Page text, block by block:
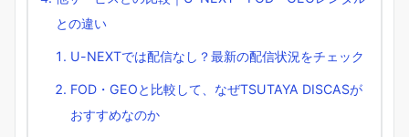
との違い
U-NEXTでは配信なし？最新の配信状況をチェック
FOD・GEOと比較して、なぜTSUTAYA DISCASが
おすすめなのか